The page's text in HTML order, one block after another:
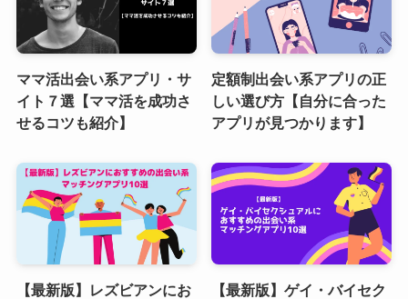
ママ活出会い系アプリ・サ
イト７選【ママ活を成功さ
せるコツも紹介】
定額制出会い系アプリの正
しい選び方【自分に合った
アプリが見つかります】
【最新版】レズビアンにお
【最新版】ゲイ・バイセク